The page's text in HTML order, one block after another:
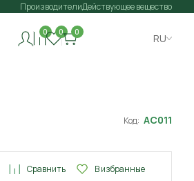
ПроизводителиДействующее вещество
0 0 0
RU
Код: АС011
Сравнить В избранные